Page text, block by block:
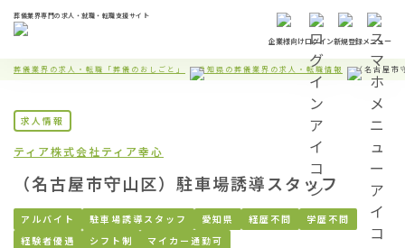
葬儀業界専門の求人・就職・転職支援サイト
企業様向けログイン新規登録メニュー
葬儀業界の求人・転職「葬儀のおしごと」 愛知県の葬儀業界の求人・転職情報 （名古屋市
求人情報
ティア株式会社ティア幸心
（名古屋市守山区）駐車場誘導スタッフ
アルバイト 駐車場誘導スタッフ 愛知県 経歴不問
学歴不問
経験者優遇
シフト制 マイカー通勤可